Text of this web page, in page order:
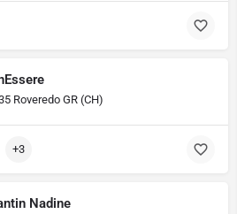
Roveredo GR (CH)
+3
Nadine